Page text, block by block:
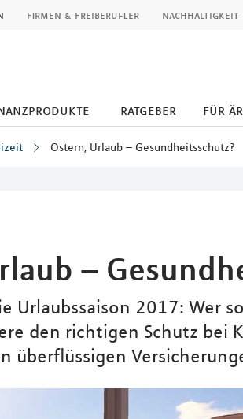
firmen & freiberufler nachhaltigkeit
ratgeber für
Ostern, Urlaub – Gesundheitsschutz?
–
Urlaubssaison 2017: Wer
den richtigen Schutz bei
überflüssigen